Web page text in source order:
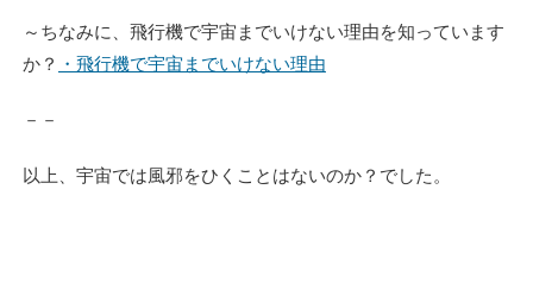
～ちなみに、飛行機で宇宙までいけない理由を知っています
か？ ・飛行機で宇宙までいけない理由
－－
以上、宇宙では風邪をひくことはないのか？でした。